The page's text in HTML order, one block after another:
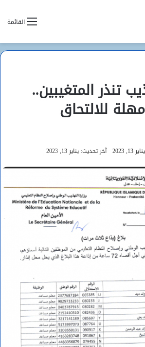
القائمة
تنذر المتغيبين..
للالتحاق
يناير 13, 2023 آخر تحديث: يناير 13, 2023